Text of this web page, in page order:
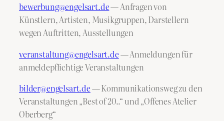
bewerbung@engelsart.de— Anfragen von
Künstlern, Artisten, Musikgruppen, Darstellern
wegen Auftritten, Ausstellungen
veranstaltung@engelsart.de— Anmeldungen für
anmeldepflichtige Veranstaltungen
bilder@engelsart.de— Kommunikationsweg zu den
Veranstaltungen „Best of 20..“ und „Offenes Atelier
Oberberg“